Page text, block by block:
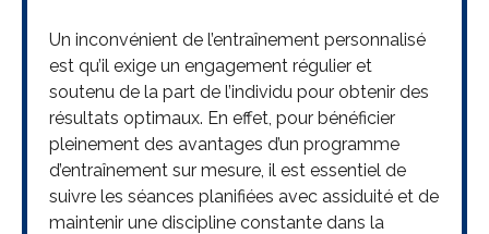
Un inconvénient de l’entraînement personnalisé
est qu’il exige un engagement régulier et
soutenu de la part de l’individu pour obtenir des
résultats optimaux. En effet, pour bénéficier
pleinement des avantages d’un programme
d’entraînement sur mesure, il est essentiel de
suivre les séances planifiées avec assiduité et de
maintenir une discipline constante dans la